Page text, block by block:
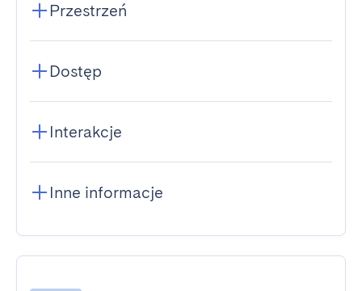
Przestrzeń
Dostęp
Interakcje
Inne informacje